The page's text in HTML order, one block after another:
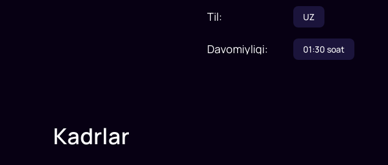
Til: UZ
Davomiyligi: 01:30 soat
Kadrlar